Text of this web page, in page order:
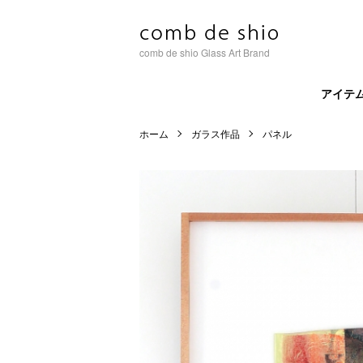
comb de shio Glass Art Brand
アイテ
ホーム ガラス作品 パネル